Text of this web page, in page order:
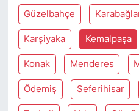
Güzelbahçe
Karşiyaka Kemalpaşa
Konak Menderes
Ödemiş Seferihisar